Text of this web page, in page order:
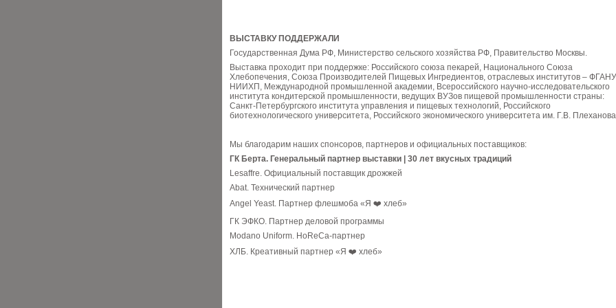
ВЫСТАВКУ ПОДДЕРЖАЛИ
Государственная Дума РФ, Министерство сельского хозяйства РФ, Правительство Москвы.
Выставка проходит при поддержке: Российского союза пекарей, Национального Союза
Хлебопечения, Союза Производителей Пищевых Ингредиентов, отраслевых институтов – ФГАНУ
НИИХП, Международной промышленной академии, Всероссийского научно-исследовательского
института кондитерской промышленности, ведущих ВУЗов пищевой промышленности страны:
Санкт-Петербургского института управления и пищевых технологий, Российского
биотехнологического университета, Российского экономического университета им. Г.В.
Мы благодарим наших спонсоров, партнеров и официальных поставщиков:
ГК Берта. Генеральный партнер выставки | 30 лет вкусных традиций
Lesaffre. Официальный поставщик дрожжей
Abat. Технический партнер
Angel Yeast. Партнер флешмоба «Я ❤️ хлеб»
ГК ЭФКО. Партнер деловой программы
Modano Uniform. HoReCa-партнер
ХЛБ. Креативный партнер «Я ❤️ хлеб»